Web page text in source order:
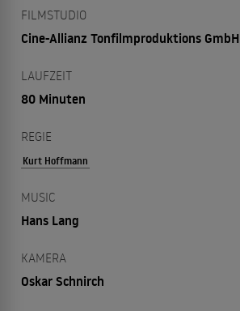
FILMSTUDIO
Cine-Allianz Tonfilmproduktions GmbH
LAUFZEIT
80 Minuten
REGIE
Kurt Hoffmann
MUSIC
Hans Lang
KAMERA
Oskar Schnirch